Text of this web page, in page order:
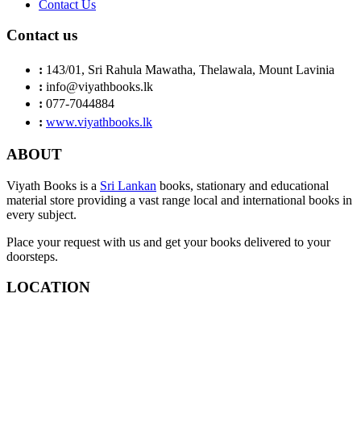
Contact Us
Contact us
: 143/01, Sri Rahula Mawatha, Thelawala, Mount Lavinia
: info@viyathbooks.lk
: 077-7044884
: www.viyathbooks.lk
ABOUT
Viyath Books is a Sri Lankan books, stationary and educational
material store providing a vast range local and international books in
every subject.
Place your request with us and get your books delivered to your
doorsteps.
LOCATION